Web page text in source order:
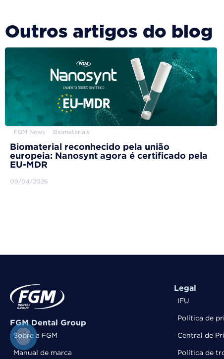
Outros artigos do blog
FGM News Biomateriais
Biomaterial reconhecido pela união
europeia: Nanosynt agora é certificado pela
EU-MDR
09/04/2026
FGM Dental Group
Sobre a FGM
Manual de marca
Legal
IFU
Política de
Central de
Política de